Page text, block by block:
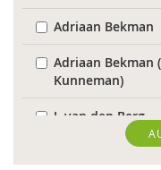
Adriaan Bekman
Adriaan Bekman
Kunneman)
J. van den Berg
Theo van den